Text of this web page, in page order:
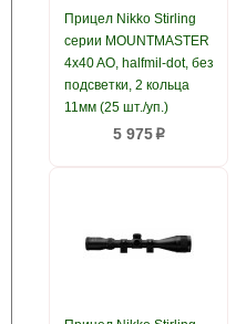
Прицел Nikko Stirling
серии MOUNTMASTER
4x40 AO, halfmil-dot, без
подсветки, 2 кольца
11мм (25 шт./уп.)
5 975p